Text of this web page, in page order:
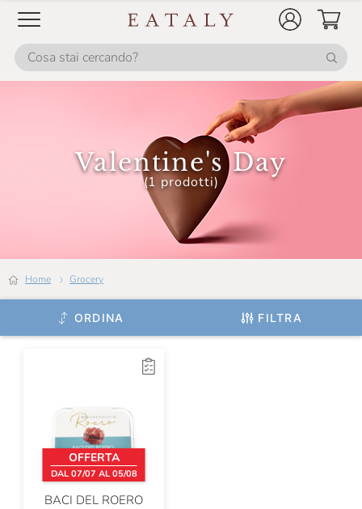
Valentine's Day
(1 prodotti)
Home grocery
ORDINA FILTRA
OFFERTA
DAL 07/07 AL 05/08
BACI DEL ROERO